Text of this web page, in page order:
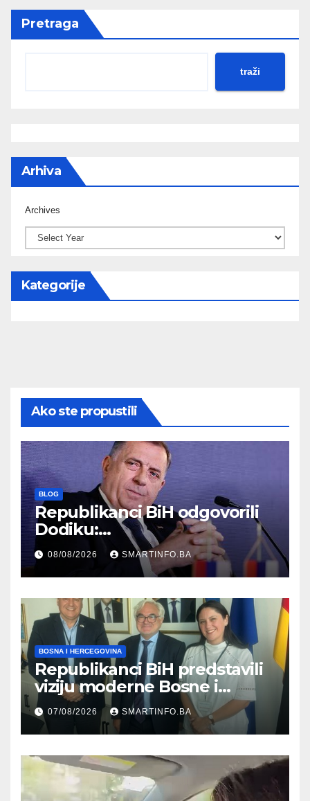
Pretraga
traži
Arhiva
Archives
Kategorije
Ako ste propustili
BLOG
Republikanci BiH odgovorili
Dodiku:
Bosanskohercegovačka
kultura postoji i pripada svim
građanima
08/08/2026 SMARTINFO.BA
BOSNA I HERCEGOVINA
Republikanci BiH predstavili
viziju moderne Bosne i
Hercegovine ambasadoru
Njemačke
07/08/2026 SMARTINFO.BA